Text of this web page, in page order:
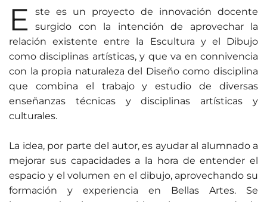
E
ste es un proyecto de innovación docente
surgido con la intención de aprovechar la
relación existente entre la Escultura y el Dibujo
como disciplinas artísticas, y que va en connivencia
con la propia naturaleza del Diseño como disciplina
que combina el trabajo y estudio de diversas
enseñanzas técnicas y disciplinas artísticas y
culturales.
La idea, por parte del autor, es ayudar al alumnado a
mejorar sus capacidades a la hora de entender el
espacio y el volumen en el dibujo, aprovechando su
formación y experiencia en Bellas Artes. Se